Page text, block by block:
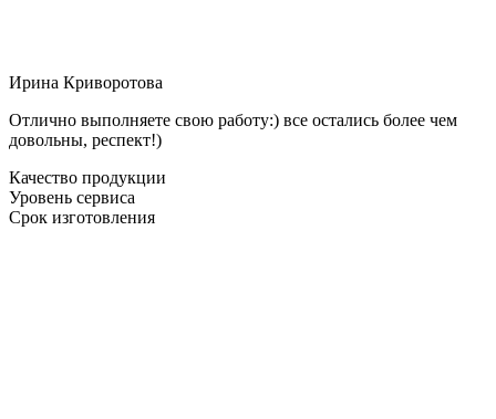
Ирина Криворотова
Отлично выполняете свою работу:) все остались более чем
довольны, респект!)
Качество продукции
Уровень сервиса
Срок изготовления